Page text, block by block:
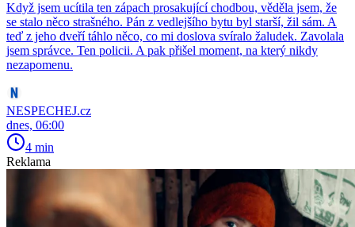
Když jsem ucítila ten zápach prosakující chodbou, věděla jsem, že
se stalo něco strašného. Pán z vedlejšího bytu byl starší, žil sám. A
teď z jeho dveří táhlo něco, co mi doslova svíralo žaludek. Zavolala
jsem správce. Ten policii. A pak přišel moment, na který nikdy
nezapomenu.
NESPECHEJ.cz
dnes, 06:00
4 min
Reklama